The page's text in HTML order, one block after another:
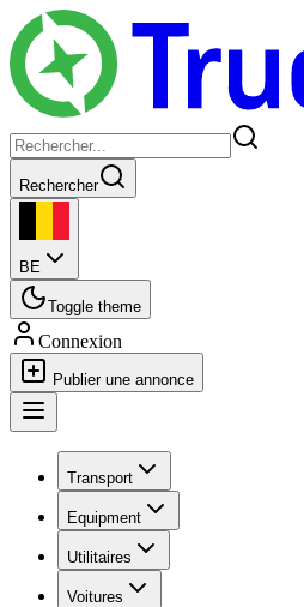
Rechercher
BE
Toggle theme
Connexion
Publier une annonce
Transport
Equipment
Utilitaires
Voitures